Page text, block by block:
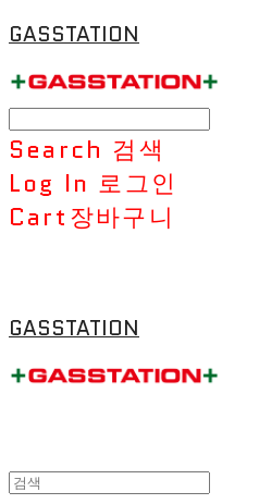
GASSTATION
Search 검색
Log In 로그인
Cart장바구니
GASSTATION